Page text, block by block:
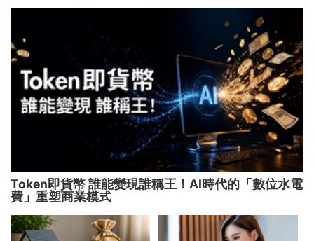
Token即貨幣 誰能變現誰稱王！AI時代的「數位水電
費」重塑商業模式